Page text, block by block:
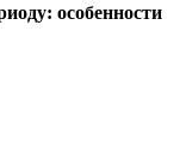
особенности